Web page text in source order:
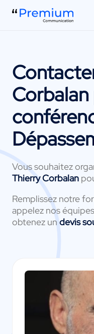
Corbalan
Vous souhaitez
Thierry Corbalan
Remplissez notre
appelez nos
obtenez undevis